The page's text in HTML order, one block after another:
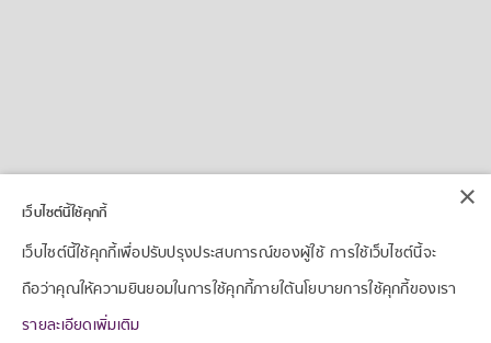
×
เว็บไซต์นี้ใช้คุกกี้
เว็บไซต์นี้ใช้คุกกี้เพื่อปรับปรุงประสบการณ์ของผู้ใช้ การใช้เว็บไซต์นี้จะ
ถือว่าคุณให้ความยินยอมในการใช้คุกกี้ภายใต้นโยบายการใช้คุกกี้ของเรา
รายละเอียดเพิ่มเติม